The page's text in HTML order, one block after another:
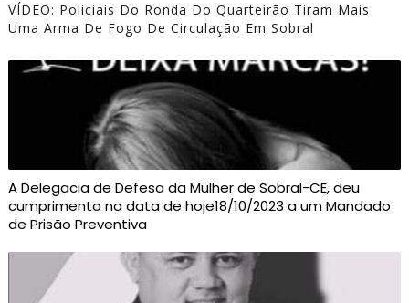
VÍDEO: Policiais Do Ronda Do Quarteirão Tiram Mais
Uma Arma De Fogo De Circulação Em Sobral
A Delegacia de Defesa da Mulher de Sobral-CE, deu
cumprimento na data de hoje18/10/2023 a um Mandado
de Prisão Preventiva